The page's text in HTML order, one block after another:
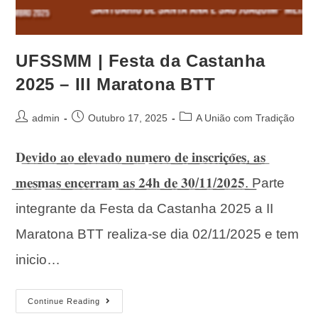
UFSSMM | Festa da Castanha
2025 – III Maratona BTT
admin Outubro 17, 2025 A União com Tradição
𝐃͟𝐞͟𝐯͟𝐢͟𝐝͟𝐨͟ ͟𝐚͟𝐨͟ ͟𝐞͟𝐥͟𝐞͟𝐯͟𝐚͟𝐝͟𝐨͟ ͟𝐧͟𝐮͟𝐦͟𝐞͟𝐫͟𝐨͟ ͟𝐝͟𝐞͟ ͟𝐢͟𝐧͟𝐬͟𝐜͟𝐫͟𝐢͟𝐜̧͟͟𝐨̃͟͟𝐞͟𝐬͟,͟ ͟𝐚͟𝐬͟
͟𝐦͟𝐞͟𝐬͟𝐦͟𝐚͟𝐬͟ ͟𝐞͟𝐧͟𝐜͟𝐞͟𝐫͟𝐫͟𝐚͟𝐦͟ ͟𝐚͟𝐬͟ ͟𝟐͟𝟒͟𝐡͟ ͟𝐝͟𝐞͟ ͟𝟑͟𝟎͟/͟𝟏͟𝟏͟/͟𝟐͟𝟎͟𝟐͟𝟓͟.͟ Parte
integrante da Festa da Castanha 2025 a II
Maratona BTT realiza-se dia 02/11/2025 e tem
inicio…
Continue Reading